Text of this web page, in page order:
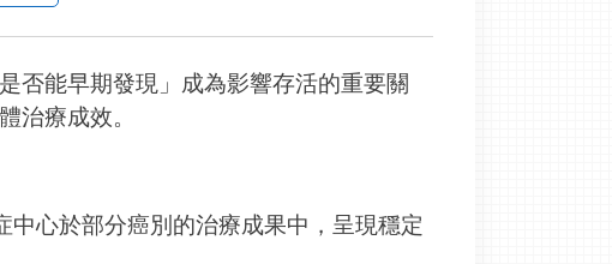
否能早期發現」成為影響存活的重要關
治療成效。
心於部分癌別的治療成果中，呈現穩定